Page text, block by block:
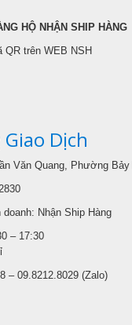
HỘ NHẬN SHIP HÀNG
Dịch
Văn Quang, Phường Bảy
Nhận Ship Hàng
– 17:30
– 09.8212.8029 (Zalo)